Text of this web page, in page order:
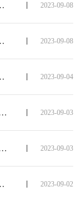
2023-09-08
2023-09-08
2023-09-04
2023-09-03
2023-09-03
2023-09-02